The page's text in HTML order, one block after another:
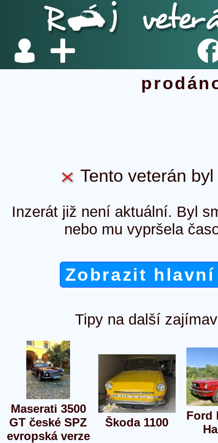
Tento veterán
Inzerát již není aktuální. Byl
nebo mu vypršela
Zobrazit
Tipy na další
Maserati 3500
GT české SPZ
evropská verze
Škoda 1100
Ford